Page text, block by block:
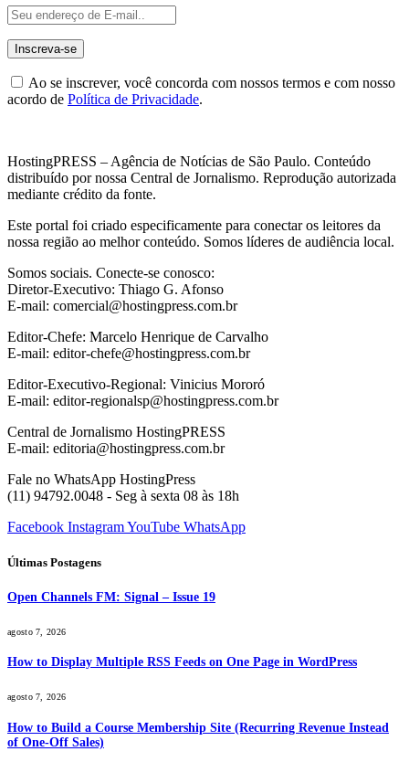
Ao se inscrever, você concorda com nossos termos e com nosso
acordo de Política de Privacidade.
HostingPRESS – Agência de Notícias de São Paulo. Conteúdo
distribuído por nossa Central de Jornalismo. Reprodução autorizada
mediante crédito da fonte.
Este portal foi criado especificamente para conectar os leitores da
nossa região ao melhor conteúdo. Somos líderes de audiência local.
Somos sociais. Conecte-se conosco:
Diretor-Executivo: Thiago G. Afonso
E-mail: comercial@hostingpress.com.br
Editor-Chefe: Marcelo Henrique de Carvalho
E-mail: editor-chefe@hostingpress.com.br
Editor-Executivo-Regional: Vinicius Mororó
E-mail: editor-regionalsp@hostingpress.com.br
Central de Jornalismo HostingPRESS
E-mail: editoria@hostingpress.com.br
Fale no WhatsApp HostingPress
(11) 94792.0048 - Seg à sexta 08 às 18h
Facebook InstagramYouTube WhatsApp
Últimas Postagens
Open Channels FM: Signal – Issue 19
agosto 7, 2026
How to Display Multiple RSS Feeds on One Page in WordPress
agosto 7, 2026
How to Build a Course Membership Site (Recurring Revenue Instead
of One-Off Sales)